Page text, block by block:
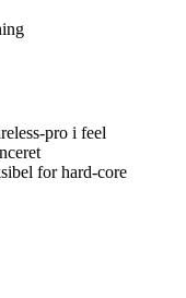
pro i feel
for hard-core